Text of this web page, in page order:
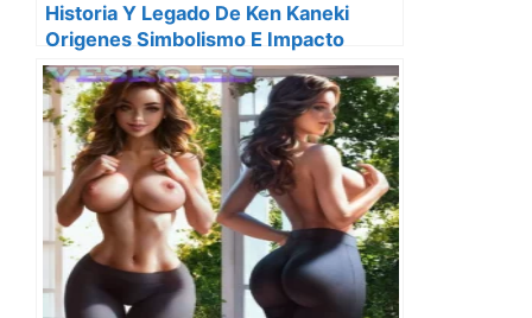
Historia Y Legado De Ken Kaneki
Origenes Simbolismo E Impacto
Cultural En 2025